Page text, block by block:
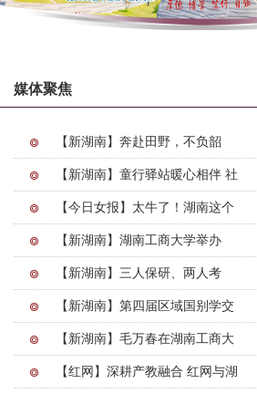
媒体聚焦
【新湖南】奔赴田野，不负韶
华！湖南工商大学195支队伍“三下
乡”
【新湖南】童行驿站暖心相伴 社
工团辅守护少年心声
【今日女报】太牛了！湖南这个
女生寝室全员“上岸”
【新湖南】湖南工商大学举办
2026年校园开放日活动
【新湖南】三人保研、两人考
研、一人选调！长沙这个寝室全
员上岸！
【新湖南】第四届区域国别学交
叉学科研讨会在湖南工商大学举
行
【新湖南】毛万春在湖南工商大
学调研
【红网】深耕产教融合 红网与湖